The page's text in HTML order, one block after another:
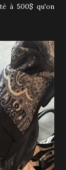
à 500$ qu'on